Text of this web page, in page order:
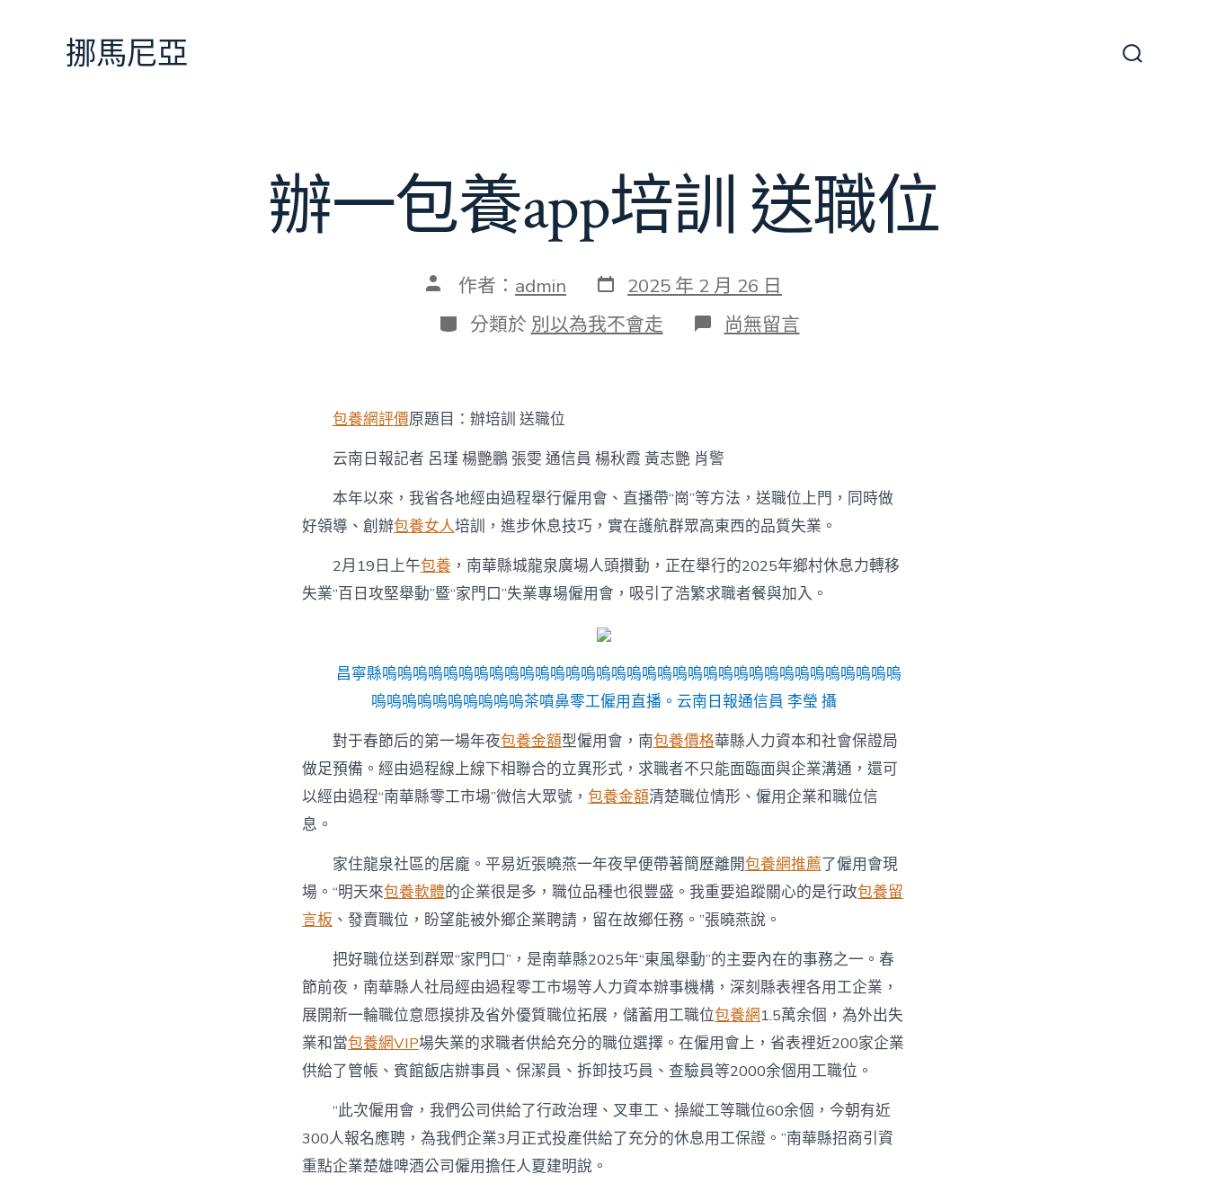
挪馬尼亞
辦一包養app培訓 送職位
文
作
者
作者： admin 發
表
日
期
2025 年 2 月 26 日
分
類
分類於 別以為我不會走 在
〈辦
訓
送
職
位〉
中
尚無留言
包養網評價原題目：辦培訓 送職位
云南日報記者 呂瑾 楊艷鵬 張雯 通信員 楊秋霞 黃志艷 肖警
本年以來，我省各地經由過程舉行僱用會、直播帶“崗”等方法，送職位上門，同時做
好領導、創辦包養女人培訓，進步休息技巧，實在護航群眾高東西的品質失業。
2月19日上午包養 ，南華縣城龍泉廣場人頭攢動，正在舉行的2025年鄉村休息力轉移
失業“百日攻堅舉動”暨“家門口”失業專場僱用會，吸引了浩繁求職者餐與加入。
昌寧縣嗚嗚嗚嗚嗚嗚嗚嗚嗚嗚嗚嗚嗚嗚嗚嗚嗚嗚嗚嗚嗚嗚嗚嗚嗚嗚嗚嗚嗚嗚嗚嗚嗚嗚
嗚嗚嗚嗚嗚嗚嗚嗚嗚嗚茶噴鼻零工僱用直播。云南日報通信員 李瑩 攝
對于春節后的第一場年夜包養金額型僱用會，南包養價格華縣人力資本和社會保證局
做足預備。經由過程線上線下相聯合的立異形式，求職者不只能面臨面與企業溝通，還可
以經由過程“南華縣零工市場”微信大眾號， 包養金額清楚職位情形、僱用企業和職位信
息。
家住龍泉社區的居龐。平易近張曉燕一年夜早便帶著簡歷離開包養網推薦了僱用會現
場。“明天來包養軟體的企業很是多，職位品種也很豐盛。我重要追蹤關心的是行政包養留
言板 、發賣職位，盼望能被外鄉企業聘請，留在故鄉任務。”張曉燕說。
把好職位送到群眾“家門口”，是南華縣2025年“東風舉動”的主要內在的事務之一。春
節前夜，南華縣人社局經由過程零工市場等人力資本辦事機構，深刻縣表裡各用工企業，
展開新一輪職位意愿摸排及省外優質職位拓展，儲蓄用工職位包養網1.5萬余個，為外出失
業和當包養網VIP場失業的求職者供給充分的職位選擇。在僱用會上，省表裡近200家企業
供給了管帳、賓館飯店辦事員、保潔員、拆卸技巧員、查驗員等2000余個用工職位。
“此次僱用會，我們公司供給了行政治理、叉車工、操縱工等職位60余個，今朝有近
300人報名應聘，為我們企業3月正式投產供給了充分的休息用工保證。”南華縣招商引資
重點企業楚雄啤酒公司僱用擔任人夏建明說。